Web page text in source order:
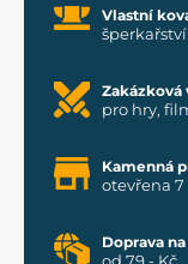
Vlastní
Zakázková
pro hry,
Kamenná
otevřena
Doprava
od 79,- Kč